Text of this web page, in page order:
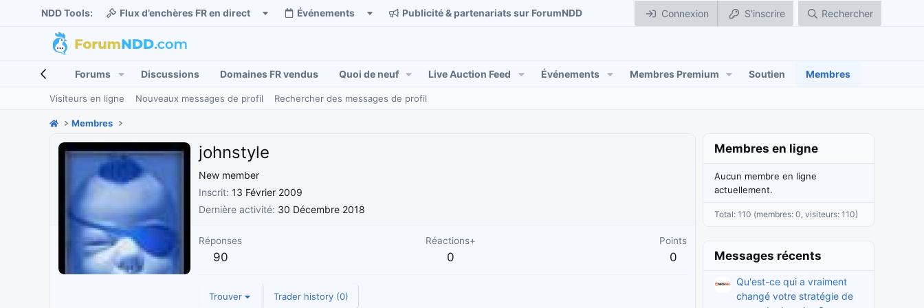
NDD Tools: Flux d’enchères FR en direct Événements Publicité & partenariats sur ForumNDD Connexion S'inscrire Rechercher
Forums Discussions Domaines FR vendus Quoi de neuf Live Auction Feed Événements Membres Premium Soutien Membres
Visiteurs en ligne Nouveaux messages de profil Rechercher des messages de profil
Membres
johnstyle
New member
Inscrit 13 Février 2009
Dernière activité 30 Décembre 2018
Réponses
90
Réactions+
0
Points
0
Trouver Trader history (0)
Membres en ligne
Aucun membre en ligne
actuellement.
Total: 110 (membres: 0, visiteurs: 110)
Messages récents
Qu'est-ce qui a vraiment
changé votre stratégie de